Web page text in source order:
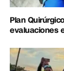
Plan
evaluaciones